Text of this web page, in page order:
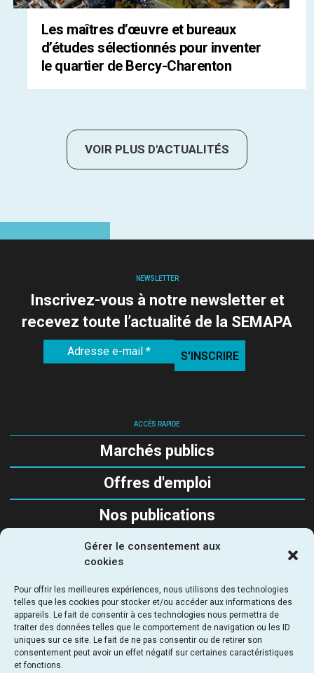
Gérer le consentement aux
cookies
Pour offrir les meilleures expériences, nous utilisons des technologies
telles que les cookies pour stocker et/ou accéder aux informations des
appareils. Le fait de consentir à ces technologies nous permettra de
traiter des données telles que le comportement de navigation ou les ID
uniques sur ce site. Le fait de ne pas consentir ou de retirer son
consentement peut avoir un effet négatif sur certaines caractéristiques
et fonctions.
Les maîtres d’œuvre et bureaux
d’études sélectionnés pour inventer
le quartier de Bercy-Charenton
VOIR PLUS D'ACTUALITÉS
NEWSLETTER
Inscrivez-vous à notre newsletter et
recevez toute l’actualité de la SEMAPA
ACCÈS RAPIDE
Marchés publics
Offres d'emploi
Nos publications
SEMAPA - Société d'Étude, de Maitrise d’Ouvrage et
d’Aménagement Parisienne